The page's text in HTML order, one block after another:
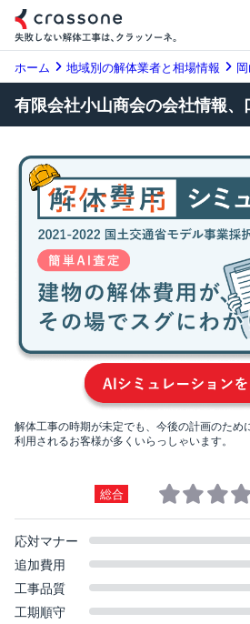
ホーム 地域別の解体業者と相場情報
有限会社小山商会の会社情報
解体工事の時期が未定でも、今後の計画のため
利用されるお客様が多くいらっしゃいます。
総合
応対マナー
追加費用
工事品質
工期順守